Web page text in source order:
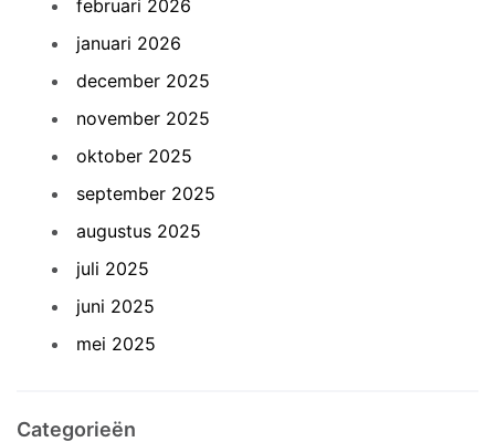
februari 2026
januari 2026
december 2025
november 2025
oktober 2025
september 2025
augustus 2025
juli 2025
juni 2025
mei 2025
Categorieën